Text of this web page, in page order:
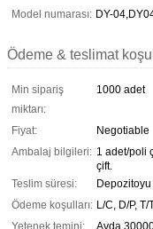
Model numarası: DY-
Ödeme & teslimat
Min sipariş
miktarı:
1000 adet
Fiyat:
Negotiable
Ambalaj bilgileri: 1 adet/poli
çift.
Teslim süresi:
Ödeme koşulları: L/C, D/P,
Yetenek temini:
Ayda